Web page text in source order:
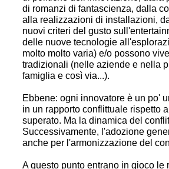
di romanzi di fantascienza, dalla
alla realizzazioni di installazioni,
nuovi criteri del gusto
delle nuove tecnologie
molto molto varia) e/o possono
tradizionali (nelle aziende e nella
famiglia e così via...).
Ebbene: ogni innovatore è un po'
in un rapporto conflittuale rispetto
superato. Ma la dinamica del
Successivamente, l'adozione
anche per l'armonizzazione del
A questo punto entrano in gioco